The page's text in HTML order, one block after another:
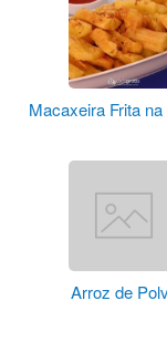
Macaxeira Frita
Arroz de